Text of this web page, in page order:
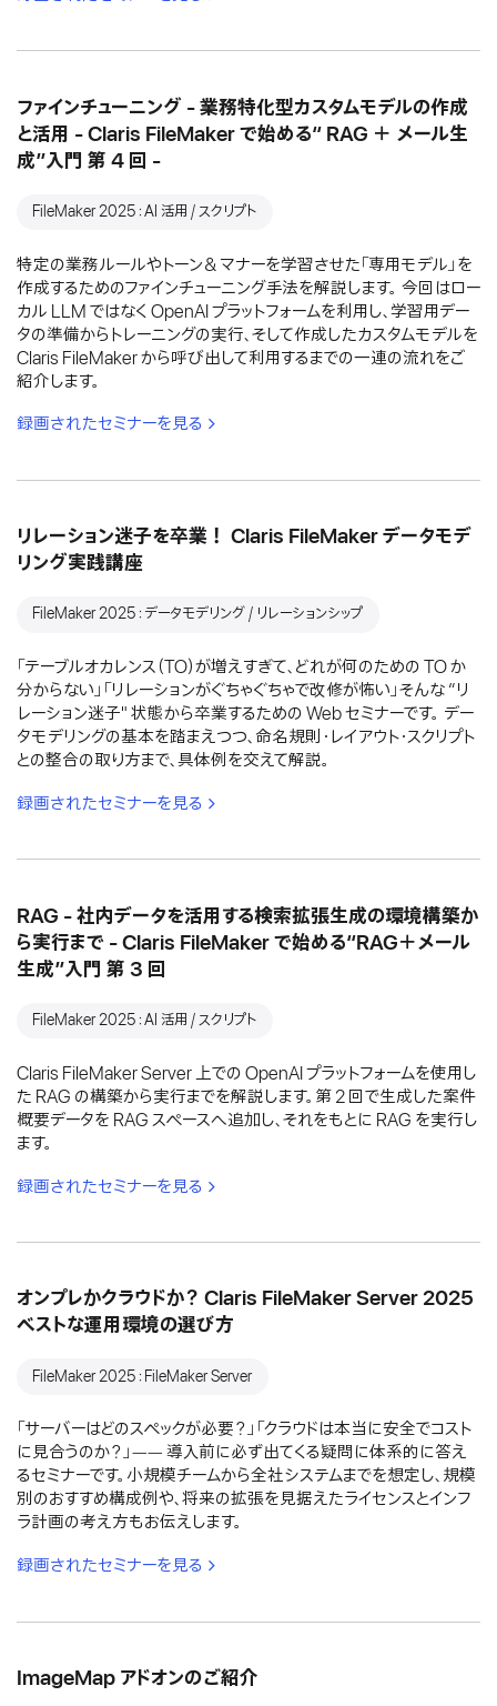
ファインチューニング - 業務特化型カスタムモデルの作成
と活用 - Claris FileMaker で始める“ RAG ＋ メール生
成”入門 第 4 回 -
FileMaker 2025：AI 活用 / スクリプト
特定の業務ルールやトーン＆マナーを学習させた「専用モデル」を
作成するためのファインチューニング手法を解説します。 今回はロー
カル LLM ではなく OpenAI プラットフォームを利用し、学習用デー
タの準備からトレーニングの実行、そして作成したカスタムモデルを
Claris FileMaker から呼び出して利用するまでの一連の流れをご
紹介します。
録画されたセミナーを見る
リレーション迷子を卒業！ Claris FileMaker データモデ
リング実践講座
FileMaker 2025：データモデリング / リレーションシップ
「テーブルオカレンス（TO）が増えすぎて、どれが何のための TO か
分からない」「リレーションがぐちゃぐちゃで改修が怖い」そんな “リ
レーション迷子" 状態から卒業するための Web セミナーです。 デー
タモデリングの基本を踏まえつつ、命名規則・レイアウト・スクリプト
との整合の取り方まで、具体例を交えて解説。
録画されたセミナーを見る
RAG - 社内データを活用する検索拡張生成の環境構築か
ら実行まで - Claris FileMaker で始める“RAG＋メール
生成”入門 第 3 回
FileMaker 2025：AI 活用 / スクリプト
Claris FileMaker Server 上での OpenAI プラットフォームを使用し
た RAG の構築から実行までを解説します。第 2 回で生成した案件
概要データを RAG スペースへ追加し、それをもとに RAG を実行し
ます。
録画されたセミナーを見る
オンプレかクラウドか？ Claris FileMaker Server 2025
ベストな運用環境の選び方
FileMaker 2025：FileMaker Server
「サーバーはどのスペックが必要？」「クラウドは本当に安全でコスト
に見合うのか？」―― 導入前に必ず出てくる疑問に体系的に答え
るセミナーです。小規模チームから全社システムまでを想定し、規模
別のおすすめ構成例や、将来の拡張を見据えたライセンスとインフ
ラ計画の考え方もお伝えします。
録画されたセミナーを見る
ImageMap アドオンのご紹介